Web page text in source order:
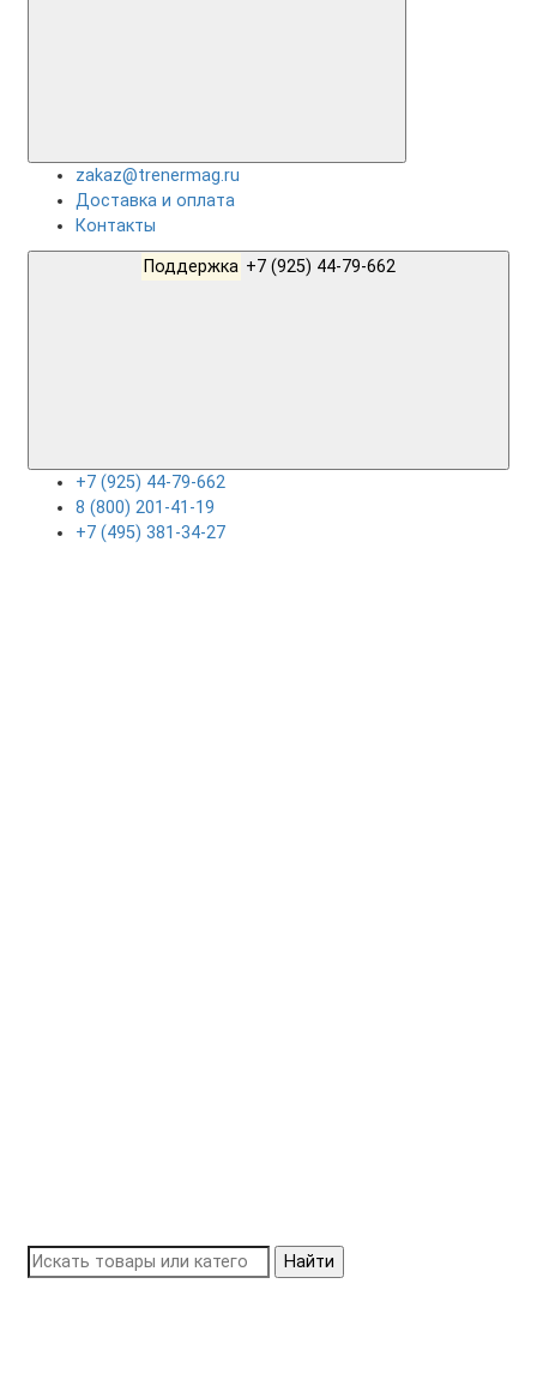
zakaz@trenermag.ru
Доставка и оплата
Контакты
Поддержка
+7 (925) 44-79-662
8 (800) 201-41-19
+7 (495) 381-34-27
Найти